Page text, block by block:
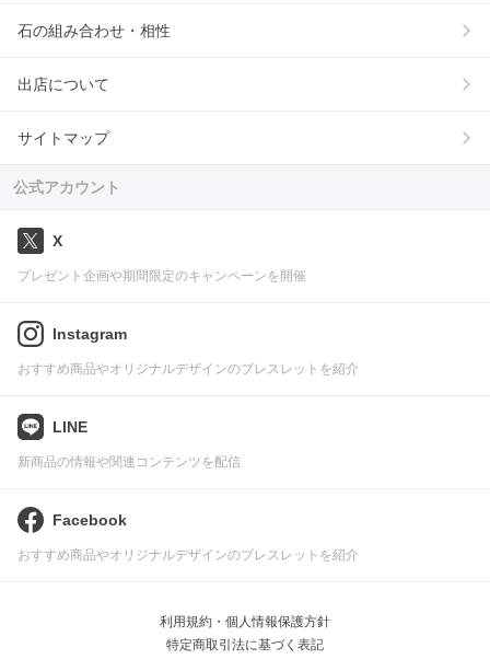
石の組み合わせ・相性
出店について
サイトマップ
公式アカウント
X
プレゼント企画や期間限定のキャンペーンを開催
Instagram
おすすめ商品やオリジナルデザインのブレスレットを紹介
LINE
新商品の情報や関連コンテンツを配信
Facebook
おすすめ商品やオリジナルデザインのブレスレットを紹介
利用規約・個人情報保護方針
特定商取引法に基づく表記